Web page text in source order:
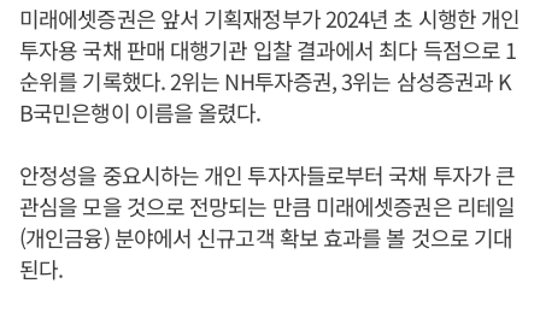
미래에셋증권은 앞서 기획재정부가 2024년 초 시행한 개인
투자용 국채 판매 대행기관 입찰 결과에서 최다 득점으로 1
순위를 기록했다. 2위는 NH투자증권, 3위는 삼성증권과 K
B국민은행이 이름을 올렸다.
안정성을 중요시하는 개인 투자자들로부터 국채 투자가 큰
관심을 모을 것으로 전망되는 만큼 미래에셋증권은 리테일
(개인금융) 분야에서 신규고객 확보 효과를 볼 것으로 기대
된다.